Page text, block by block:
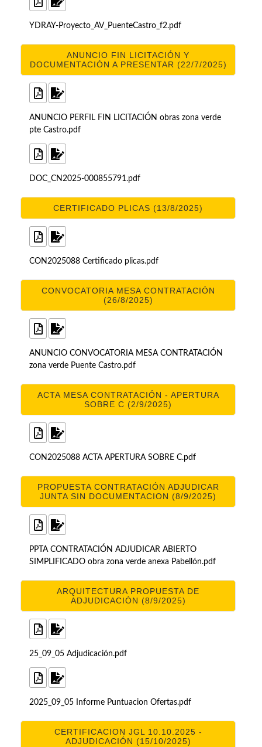
YDRAY-Proyecto_AV_PuenteCastro_f2.pdf
ANUNCIO FIN LICITACIÓN Y
DOCUMENTACIÓN A PRESENTAR (22/7/2025)
ANUNCIO PERFIL FIN LICITACIÓN obras zona verde
pte Castro.pdf
DOC_CN2025-000855791.pdf
CERTIFICADO PLICAS (13/8/2025)
CON2025088 Certificado plicas.pdf
CONVOCATORIA MESA CONTRATACIÓN
(26/8/2025)
ANUNCIO CONVOCATORIA MESA CONTRATACIÓN
zona verde Puente Castro.pdf
ACTA MESA CONTRATACIÓN - APERTURA
SOBRE C (2/9/2025)
CON2025088 ACTA APERTURA SOBRE C.pdf
PROPUESTA CONTRATACIÓN ADJUDICAR
JUNTA SIN DOCUMENTACION (8/9/2025)
PPTA CONTRATACIÓN ADJUDICAR ABIERTO
SIMPLIFICADO obra zona verde anexa Pabellón.pdf
ARQUITECTURA PROPUESTA DE
ADJUDICACIÓN (8/9/2025)
25_09_05 Adjudicación.pdf
2025_09_05 Informe Puntuacion Ofertas.pdf
CERTIFICACION JGL 10.10.2025 -
ADJUDICACIÓN (15/10/2025)